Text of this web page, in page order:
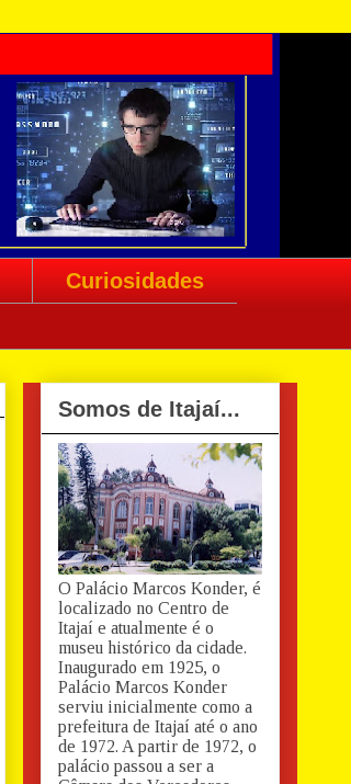
Curiosidades
Somos de Itajaí...
O Palácio Marcos Konder, é
localizado no Centro de
Itajaí e atualmente é o
museu histórico da cidade.
Inaugurado em 1925, o
Palácio Marcos Konder
serviu inicialmente como a
prefeitura de Itajaí até o ano
de 1972. A partir de 1972, o
palácio passou a ser a